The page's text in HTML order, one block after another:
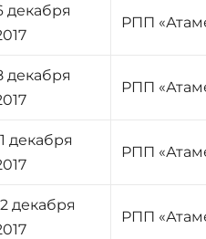
декабря
РПП
декабря
РПП
декабря
РПП
декабря
РПП